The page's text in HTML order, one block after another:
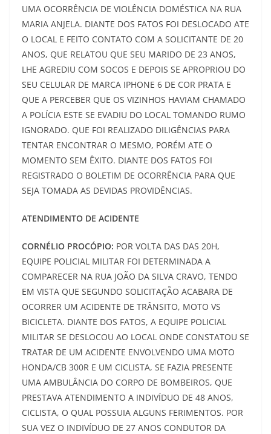
UMA OCORRÊNCIA DE VIOLÊNCIA DOMÉSTICA NA RUA
MARIA ANJELA. DIANTE DOS FATOS FOI DESLOCADO ATE
O LOCAL E FEITO CONTATO COM A SOLICITANTE DE 20
ANOS, QUE RELATOU QUE SEU MARIDO DE 23 ANOS,
LHE AGREDIU COM SOCOS E DEPOIS SE APROPRIOU DO
SEU CELULAR DE MARCA IPHONE 6 DE COR PRATA E
QUE A PERCEBER QUE OS VIZINHOS HAVIAM CHAMADO
A POLÍCIA ESTE SE EVADIU DO LOCAL TOMANDO RUMO
IGNORADO. QUE FOI REALIZADO DILIGÊNCIAS PARA
TENTAR ENCONTRAR O MESMO, PORÉM ATE O
MOMENTO SEM ÊXITO. DIANTE DOS FATOS FOI
REGISTRADO O BOLETIM DE OCORRÊNCIA PARA QUE
SEJA TOMADA AS DEVIDAS PROVIDÊNCIAS.
ATENDIMENTO DE ACIDENTE
CORNÉLIO PROCÓPIO: POR VOLTA DAS DAS 20H,
EQUIPE POLICIAL MILITAR FOI DETERMINADA A
COMPARECER NA RUA JOÃO DA SILVA CRAVO, TENDO
EM VISTA QUE SEGUNDO SOLICITAÇÃO ACABARA DE
OCORRER UM ACIDENTE DE TRÂNSITO, MOTO VS
BICICLETA. DIANTE DOS FATOS, A EQUIPE POLICIAL
MILITAR SE DESLOCOU AO LOCAL ONDE CONSTATOU SE
TRATAR DE UM ACIDENTE ENVOLVENDO UMA MOTO
HONDA/CB 300R E UM CICLISTA, SE FAZIA PRESENTE
UMA AMBULÂNCIA DO CORPO DE BOMBEIROS, QUE
PRESTAVA ATENDIMENTO A INDIVÍDUO DE 48 ANOS,
CICLISTA, O QUAL POSSUIA ALGUNS FERIMENTOS. POR
SUA VEZ O INDIVÍDUO DE 27 ANOS CONDUTOR DA